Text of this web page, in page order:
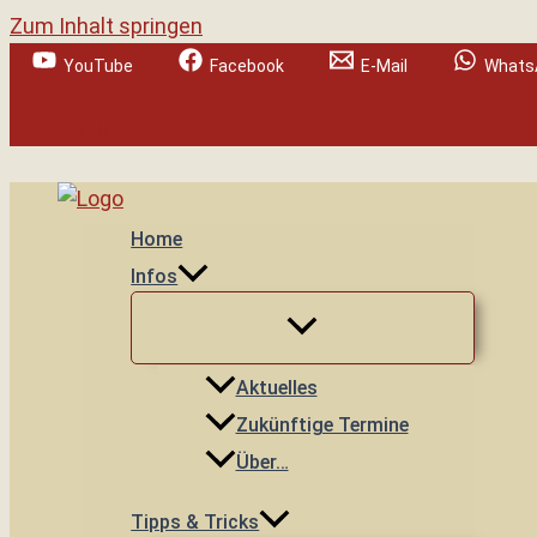
Zum Inhalt springen
YouTube Facebook E-Mail
Home
Infos
Aktuelles
Zukünftige Termine
Über…
Tipps & Tricks